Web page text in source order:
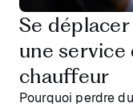
Se déplacer
une service
chauffeur
Pourquoi perdre